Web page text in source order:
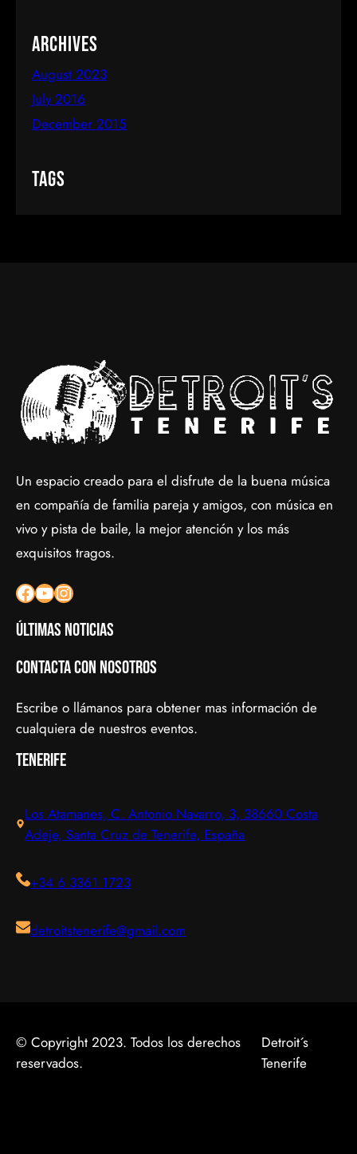
Archives
August 2023
July 2016
December 2015
Tags
Un espacio creado para el disfrute de la buena música
en compañía de familia pareja y amigos, con música en
vivo y pista de baile, la mejor atención y los más
exquisitos tragos.
Facebook YouTube Instagram
Últimas noticias
Contacta con nosotros
Escribe o llámanos para obtener mas información de
cualquiera de nuestros eventos.
Tenerife
Los Atamanes, C. Antonio Navarro, 3, 38660 Costa
Adeje, Santa Cruz de Tenerife, España
+34 6 3361 1723
detroitstenerife@gmail.com
© Copyright 2023. Todos los derechos
reservados.
Detroit´s
Tenerife